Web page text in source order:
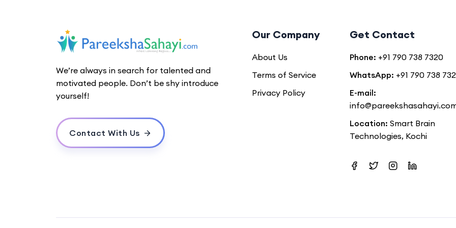
We’re always in search for talented and
motivated people. Don’t be shy introduce
yourself!
Contact With Us
Our Company
About Us
Terms of Service
Privacy Policy
Get Contact
Phone: +91 790 738 7320
WhatsApp: +91 790 738
E-mail:
Location: Smart Brain
Technologies, Kochi